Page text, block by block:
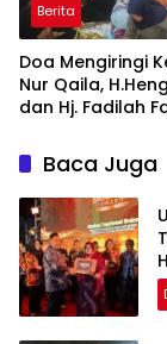
Berita
Doa Mengiringi
Nur Qaila,
dan Hj. Fadilah
Keluarga
Baca Juga